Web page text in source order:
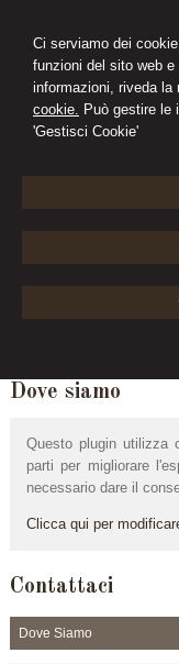
Ci serviamo dei
funzioni del sito web
informazioni, riveda la
cookie. Può gestire le
'Gestisci Cookie'
Dove siamo
Questo plugin utilizza
parti per migliorare
necessario dare il
Clicca qui per
Contattaci
Dove Siamo